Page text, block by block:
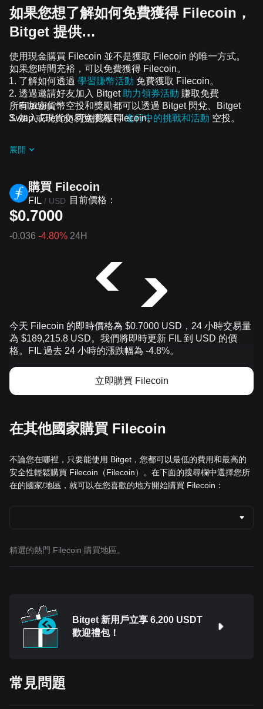
如果您想了解如何免費獲得 Filecoin，
Bitget 提供…
使用現金購買 Filecoin 並不是獲取 Filecoin 的唯一方式。
如果您時間充裕，可以免費獲得 Filecoin。
了解如何透過 學習賺幣活動 免費獲取 Filecoin。
透過邀請好友加入 Bitget 助力領券活動 賺取免費
Filecoin。
加入 Filecoin 可免費獲得進行中的挑戰和活動 空投。
所有加密貨幣空投和獎勵都可以透過 Bitget 閃兌、Bitget
Swap 或現貨交易兌換為 Filecoin。
展開
購買 Filecoin
FIL / USD 目前價格：
$0.7000
-0.036 -4.80% 24H
今天 Filecoin 的即時價格為 $0.7000 USD，24 小時交易量
為 $189,215.8 USD。我們將即時更新 FIL 到 USD 的價
格。FIL 過去 24 小時的漲跌幅為 -4.8%。
立即購買 Filecoin
在其他國家購買 Filecoin
不論您在哪裡，只要能使用 Bitget，您都可以最低的費用和最高的
安全性輕鬆購買 Filecoin（Filecoin）。在下面的搜尋欄中選擇您所
在的國家/地區，就可以在您喜歡的地方開始購買 Filecoin：
精選的熱門 Filecoin 購買地區。
Bitget 新用戶立享 6,200 USDT
歡迎禮包！
常見問題